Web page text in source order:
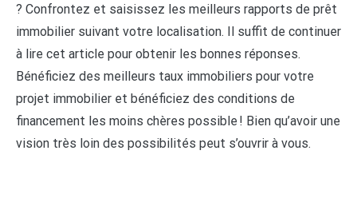
? Confrontez et saisissez les meilleurs rapports de prêt
immobilier suivant votre localisation. Il suffit de continuer
à lire cet article pour obtenir les bonnes réponses.
Bénéficiez des meilleurs taux immobiliers pour votre
projet immobilier et bénéficiez des conditions de
financement les moins chères possible ! Bien qu’avoir une
vision très loin des possibilités peut s’ouvrir à vous.